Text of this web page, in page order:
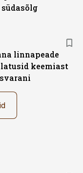
südasõlg
linnapeade
keemiast